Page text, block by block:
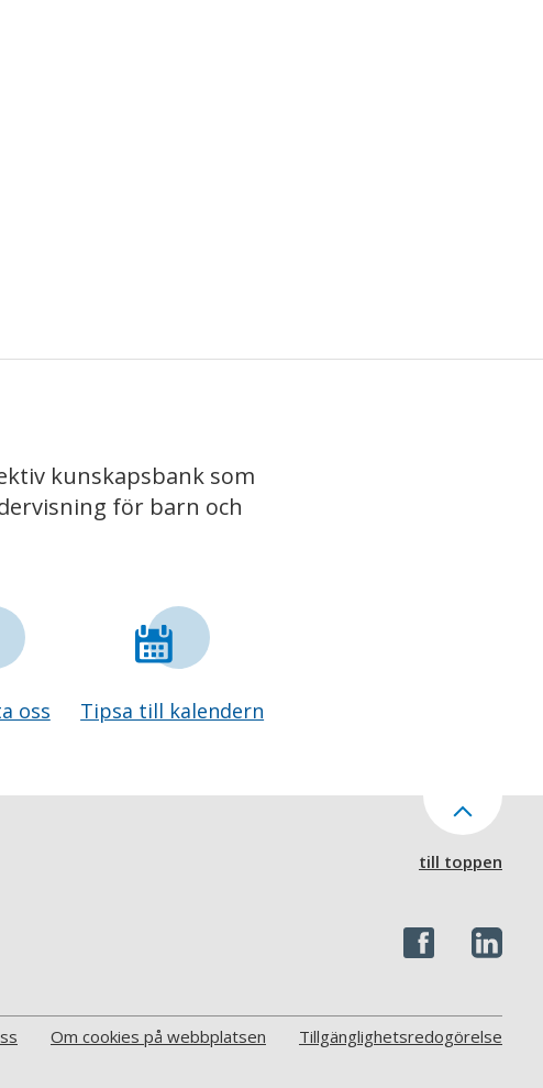
kunskapsbank som
för barn och
oss Tipsa till kalendern
till toppen
Om cookies på webbplatsen Tillgänglighetsredogörelse